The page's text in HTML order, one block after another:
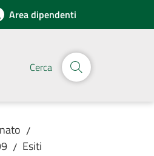
Area dipendenti
Cerca
/
/ Esiti